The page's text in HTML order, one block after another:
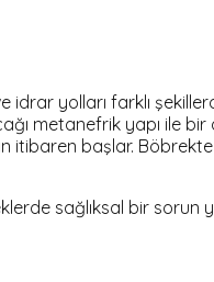
yolları farklı
metanefrik yapı ile bir
itibaren başlar.
sağlıksal bir sorun